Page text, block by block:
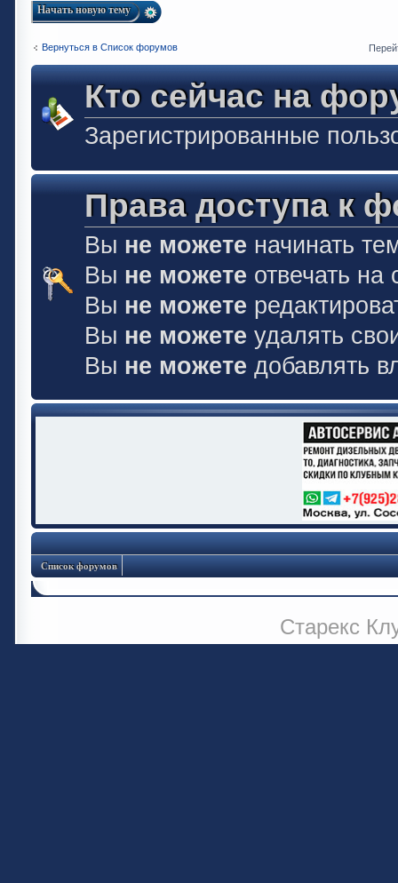
Начать новую тему
Вернуться в Список форумов
Кто сейчас на
Зарегистрированные
Права доступа к
Вы не можете начинать
Вы не можете отвечать
Вы не можете
Вы не можете удалять
Вы не можете добавлять
Список форумов
Старекс